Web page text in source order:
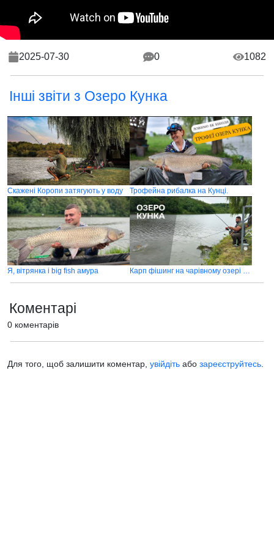
2025-07-30 0 1082
Інші звіти з Озеро Кунка
Скажені Коропи затягують у воду Трофейна рибалка на Кунці.
Я, вітрянка і big fish амура Карп фішинг на чарівному озері Кунка
Коментарі
0 коментарів
Для того, щоб залишити коментар, увійдіть або зареєструйтесь